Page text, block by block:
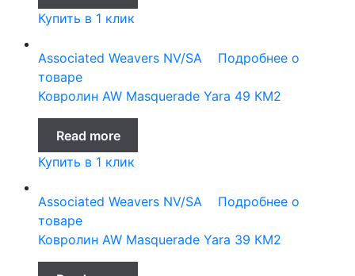
Купить в 1 клик
Associated Weavers NV/SA
Подробнее о
товаре
Ковролин AW Masquerade Yara 49 КМ2
Read more
Купить в 1 клик
Associated Weavers NV/SA
Подробнее о
товаре
Ковролин AW Masquerade Yara 39 КМ2